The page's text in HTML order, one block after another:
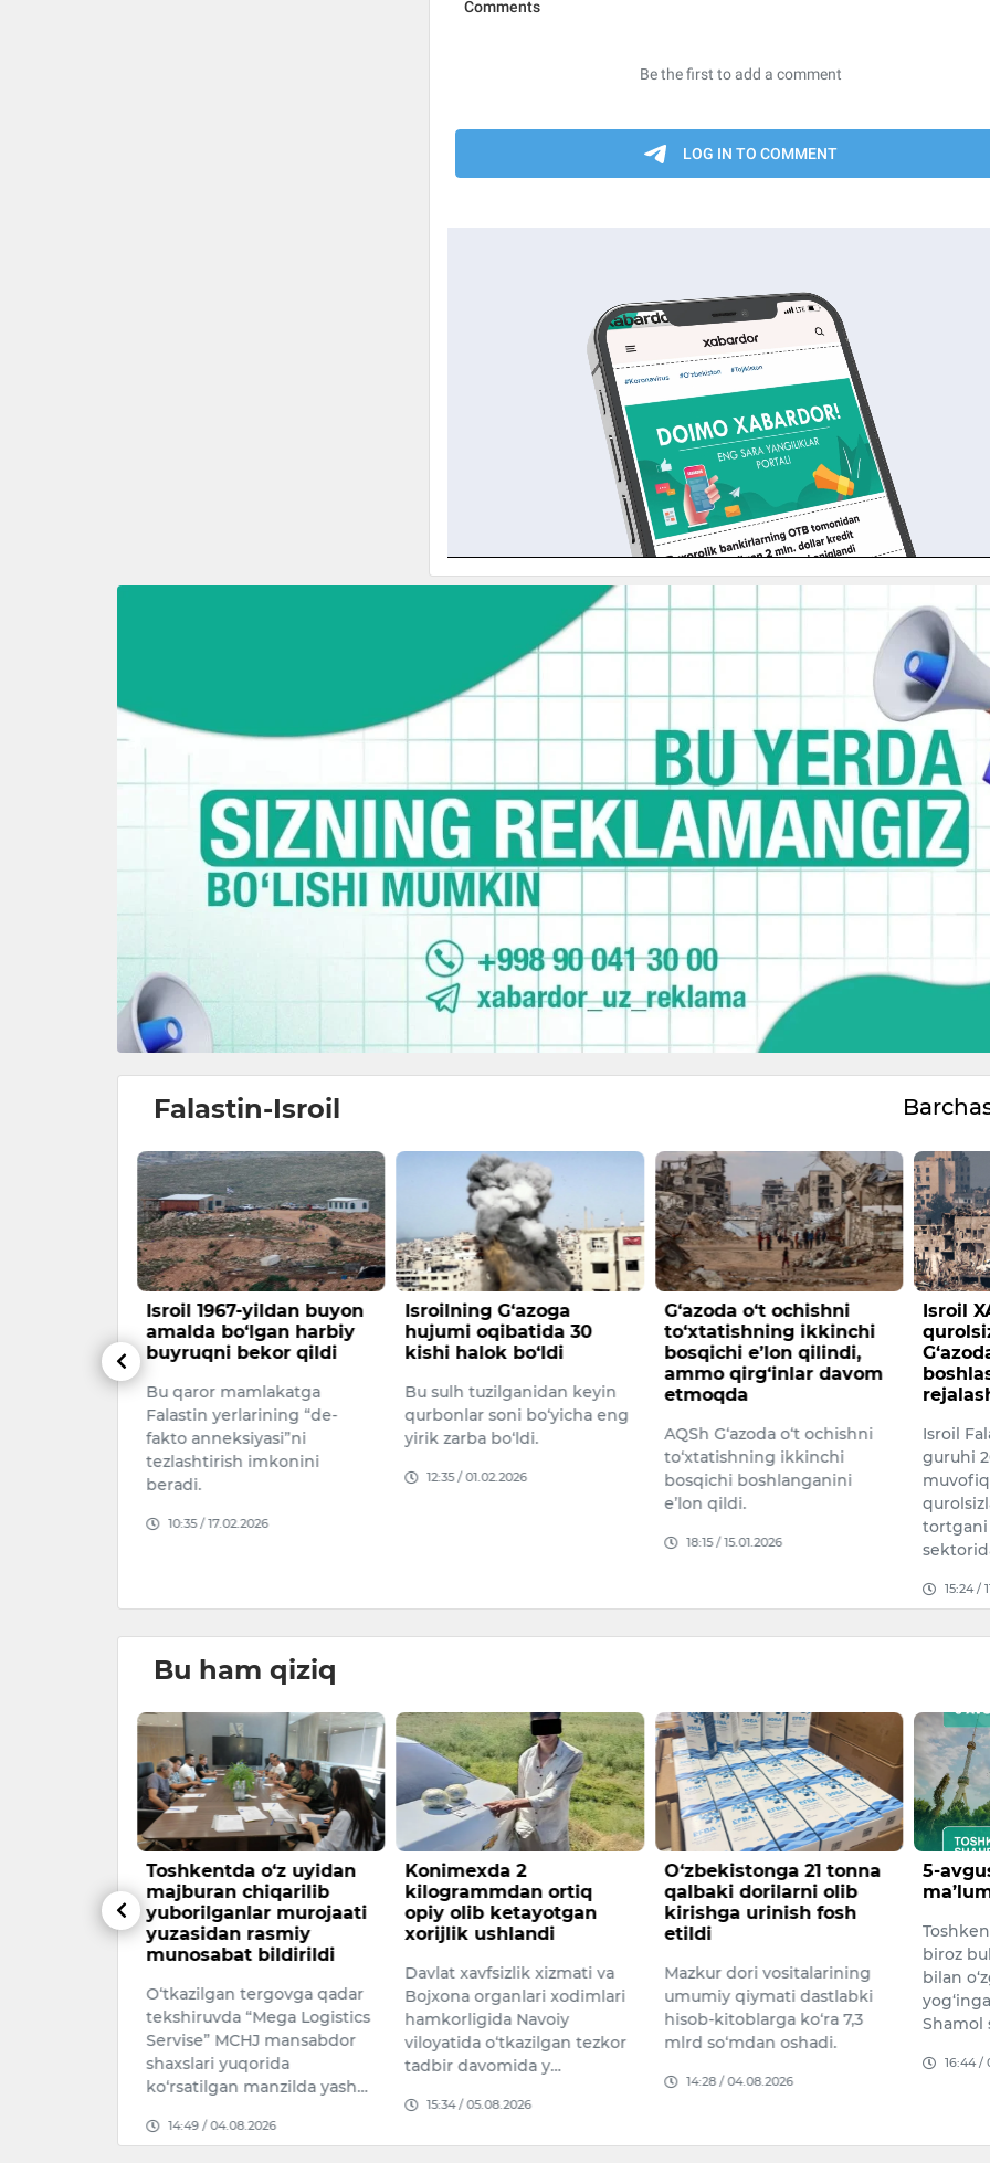
Falastin-Isroil
Isroil 1967-yildan buyon
amalda bo‘lgan harbiy
buyruqni bekor qildi
Bu qaror mamlakatga
Falastin yerlarining “de-
fakto anneksiyasi”ni
tezlashtirish imkonini
beradi.
10:35 / 17.02.2026
Isroilning G‘azoga
hujumi oqibatida 30
kishi halok bo‘ldi
Bu sulh tuzilganidan keyin
qurbonlar soni bo‘yicha eng
yirik zarba bo‘ldi.
12:35 / 01.02.2026
G‘azoda o‘t ochishni
to‘xtatishning ikkinchi
bosqichi e’lon qilindi,
ammo qirg‘inlar davom
etmoqda
AQSh G‘azoda o‘t ochishni
to‘xtatishning ikkinchi
bosqichi boshlanganini
e’lon qildi.
18:15 / 15.01.2026
Isroil
Isroil
guruhi
tortgani
15:24 /
Bu ham qiziq
Toshkentda o‘z uyidan
majburan chiqarilib
yuborilganlar murojaati
yuzasidan rasmiy
munosabat bildirildi
O‘tkazilgan tergovga qadar
tekshiruvda “Mega Logistics
Servise” MCHJ mansabdor
shaxslari yuqorida
ko‘rsatilgan manzilda yash…
14:49 / 04.08.2026
Konimexda 2
kilogrammdan ortiq
opiy olib ketayotgan
xorijlik ushlandi
Davlat xavfsizlik xizmati va
Bojxona organlari xodimlari
hamkorligida Navoiy
viloyatida o‘tkazilgan tezkor
tadbir davomida y…
15:34 / 05.08.2026
O‘zbekistonga 21 tonna
qalbaki dorilarni olib
kirishga urinish fosh
etildi
Mazkur dori vositalarining
umumiy qiymati dastlabki
hisob-kitoblarga ko‘ra 7,3
mlrd so‘mdan oshadi.
14:28 / 04.08.2026
5-
biroz
bilan
Shamol
16:44 /